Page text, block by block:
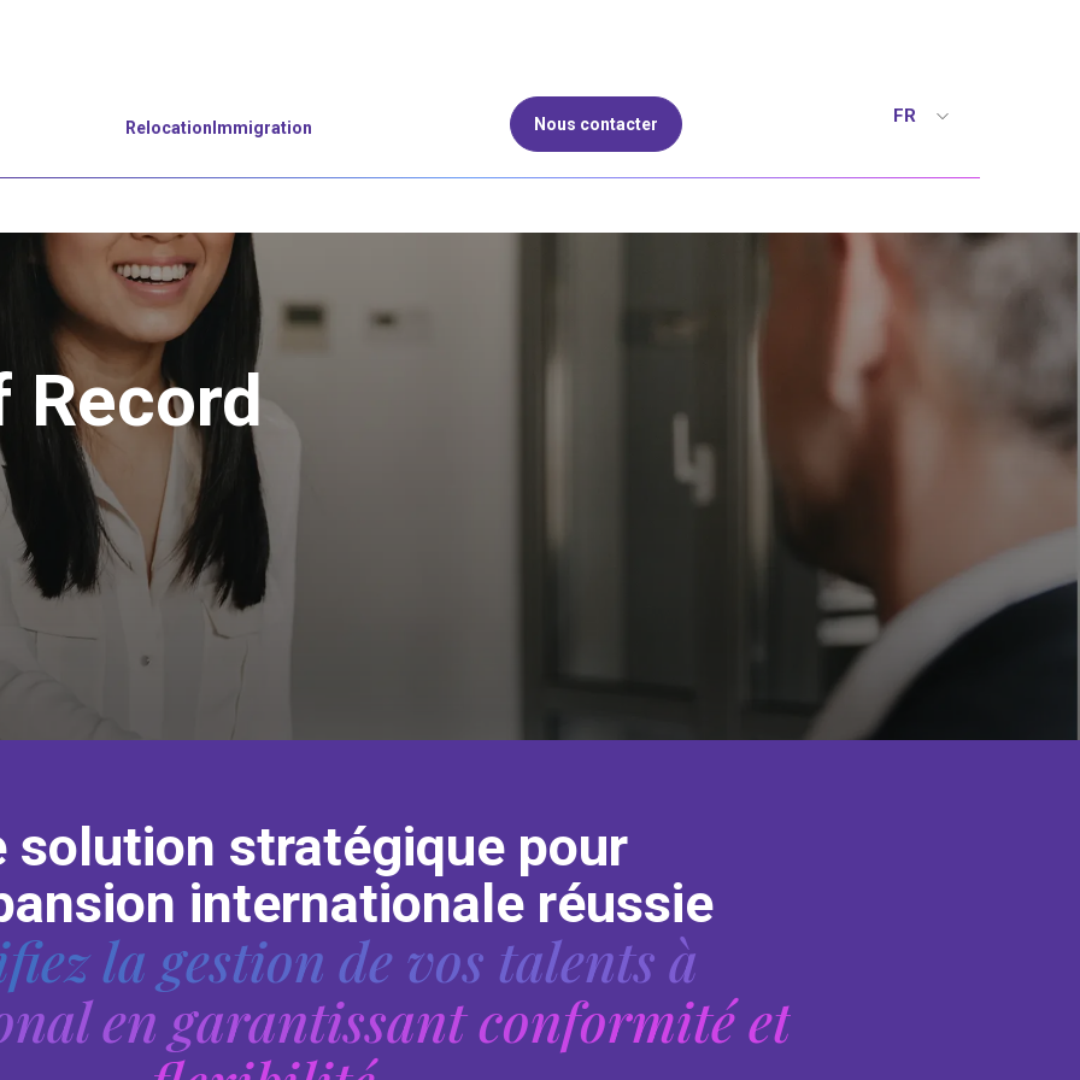
RelocationImmigration Nous contacter FR
Record
solution stratégique pour
internationale réussie
la gestion de vos talents à
en garantissant conformité et